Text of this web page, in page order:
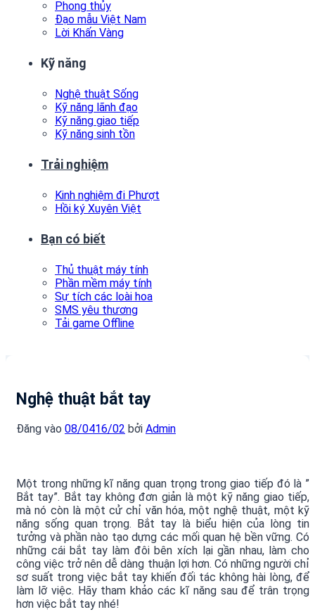
Phong thủy
Đạo mẫu Việt Nam
Lời Khấn Vàng
Kỹ năng
Nghệ thuật Sống
Kỹ năng lãnh đạo
Kỹ năng giao tiếp
Kỹ năng sinh tồn
Trải nghiệm
Kinh nghiệm đi Phượt
Hồi ký Xuyên Việt
Bạn có biết
Thủ thuật máy tính
Phần mềm máy tính
Sự tích các loài hoa
SMS yêu thương
Tải game Offline
Nghệ thuật bắt tay
Đăng vào 08/0416/02 bởi Admin
Một trong những kĩ năng quan trọng trong giao tiếp đó là ”
Bắt tay”. Bắt tay không đơn giản là một kỹ năng giao tiếp,
mà nó còn là một cử chỉ văn hóa, một nghệ thuật, một kỹ
năng sống quan trọng. Bắt tay là biểu hiện của lòng tin
tưởng và phần nào tạo dựng các mối quan hệ bền vững. Có
những cái bắt tay làm đôi bên xích lại gần nhau, làm cho
công việc trở nên dễ dàng thuận lợi hơn. Có những người chỉ
sơ suất trong việc bắt tay khiến đối tác không hài lòng, để
làm lỡ việc. Hãy tham khảo các kĩ năng sau để trân trọng
hơn việc bắt tay nhé!